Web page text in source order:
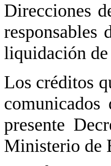
Direcciones
liquidación
Los créditos
presente
Ministerio de